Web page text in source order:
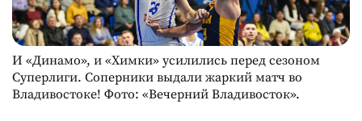
И «Динамо», и «Химки» усилились перед сезоном
Суперлиги. Соперники выдали жаркий матч во
Владивостоке! Фото: «Вечерний Владивосток».